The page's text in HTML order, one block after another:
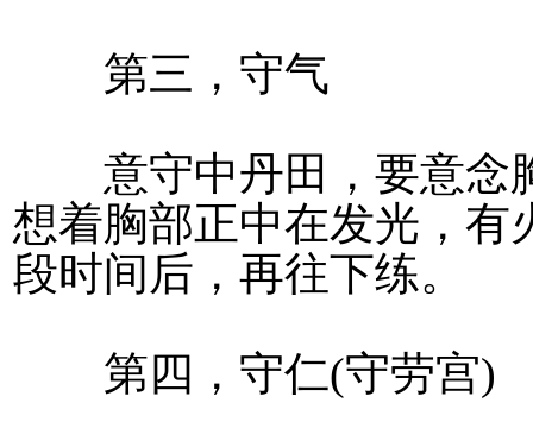
第三，守气
意守中丹田，要意念
想着胸部正中在发光，有
段时间后，再往下练。
第四，守仁(守劳宫)